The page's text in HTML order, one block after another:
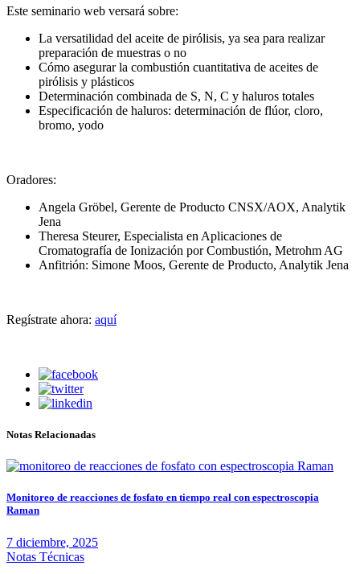
Este seminario web versará sobre:
La versatilidad del aceite de pirólisis, ya sea para realizar
preparación de muestras o no
Cómo asegurar la combustión cuantitativa de aceites de
pirólisis y plásticos
Determinación combinada de S, N, C y haluros totales
Especificación de haluros: determinación de flúor, cloro,
bromo, yodo
Oradores:
Angela Gröbel, Gerente de Producto CNSX/AOX, Analytik
Jena
Theresa Steurer, Especialista en Aplicaciones de
Cromatografía de Ionización por Combustión, Metrohm AG
Anfitrión: Simone Moos, Gerente de Producto, Analytik Jena
Regístrate ahora: aquí
Notas Relacionadas
Monitoreo de reacciones de fosfato en tiempo real con espectroscopia
Raman
7 diciembre, 2025
Notas Técnicas